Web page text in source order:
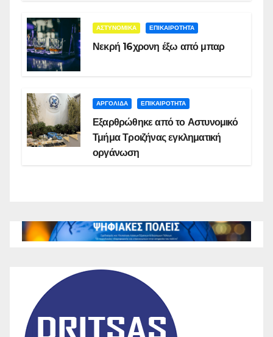
ΑΣΤΥΝΟΜΙΚΑ ΕΠΙΚΑΙΡΟΤΗΤΑ
Νεκρή 16χρονη έξω από μπαρ
ΑΡΓΟΛΙΔΑ ΕΠΙΚΑΙΡΟΤΗΤΑ
Εξαρθρώθηκε από το Αστυνομικό
Τμήμα Τροιζήνας εγκληματική
οργάνωση